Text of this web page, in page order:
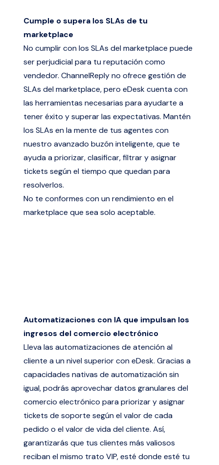
Cumple o supera los SLAs de tu
marketplace
No cumplir con los SLAs del marketplace puede
ser perjudicial para tu reputación como
vendedor. ChannelReply no ofrece gestión de
SLAs del marketplace, pero eDesk cuenta con
las herramientas necesarias para ayudarte a
tener éxito y superar las expectativas. Mantén
los SLAs en la mente de tus agentes con
nuestro avanzado buzón inteligente, que te
ayuda a priorizar, clasificar, filtrar y asignar
tickets según el tiempo que quedan para
resolverlos.
No te conformes con un rendimiento en el
marketplace que sea solo aceptable.
Automatizaciones con IA que impulsan los
ingresos del comercio electrónico
Lleva las automatizaciones de atención al
cliente a un nivel superior con eDesk. Gracias a
capacidades nativas de automatización sin
igual, podrás aprovechar datos granulares del
comercio electrónico para priorizar y asignar
tickets de soporte según el valor de cada
pedido o el valor de vida del cliente. Así,
garantizarás que tus clientes más valiosos
reciban el mismo trato VIP, esté donde esté tu